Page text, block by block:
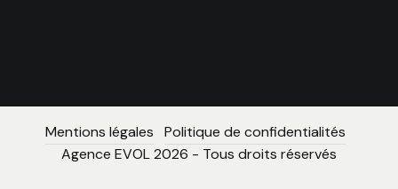
Mentions légales
Politique de confidentialités
Agence EVOL 2026 - Tous droits réservés